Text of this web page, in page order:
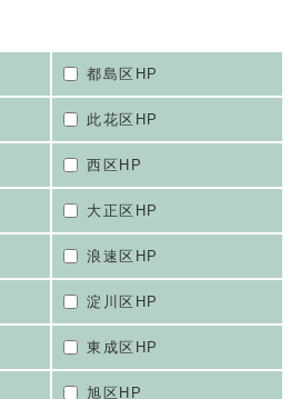
都島区HP
此花区HP
西区HP
大正区HP
浪速区HP
淀川区HP
東成区HP
旭区HP